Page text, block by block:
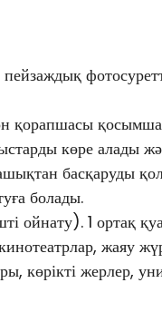
қорапшасы
көре алады
басқаруды
болады.
ойнату). 1 ортақ
жаяу
көрікті жерлер,